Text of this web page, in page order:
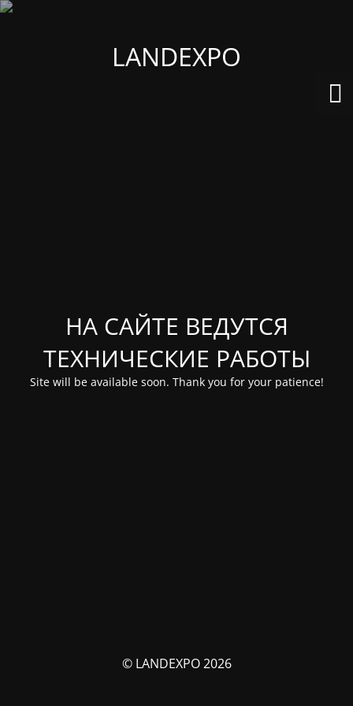
LANDEXPO
НА САЙТЕ ВЕДУТСЯ
ТЕХНИЧЕСКИЕ РАБОТЫ
Site will be available soon. Thank you for your patience!
© LANDEXPO 2026